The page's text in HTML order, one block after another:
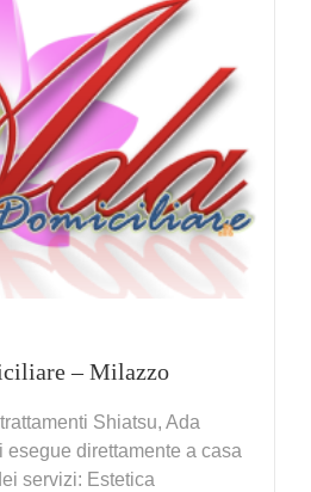
– Milazzo
Shiatsu, Ada
esegue direttamente a casa
servizi: Estetica